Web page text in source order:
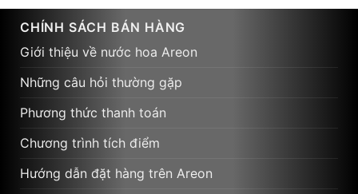
CHÍNH SÁCH BÁN HÀNG
Giới thiệu về nước hoa Areon
Những câu hỏi thường gặp
Phương thức thanh toán
Chương trình tích điểm
Hướng dẫn đặt hàng trên Areon